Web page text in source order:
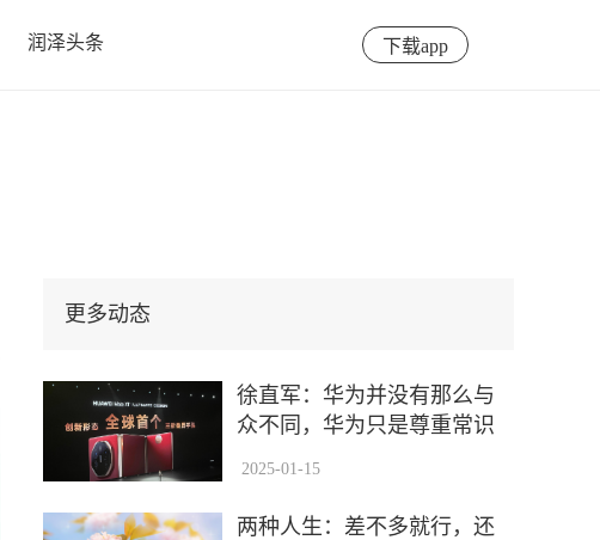
润泽头条 下载app
更多动态
徐直军：华为并没有那么与
众不同，华为只是尊重常识
2025-01-15
两种人生：差不多就行，还